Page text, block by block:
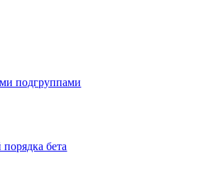
подгруппами
бета